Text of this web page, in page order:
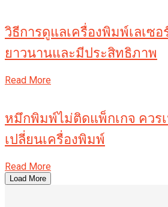
วิธีการดูแลเครื่องพิมพ์เลเซอ
ยาวนานและมีประสิทธิภาพ
Read More
หมึกพิมพ์ไม่ติดแพ็กเกจ ควร
เปลี่ยนเครื่องพิมพ์
Read More
Load More